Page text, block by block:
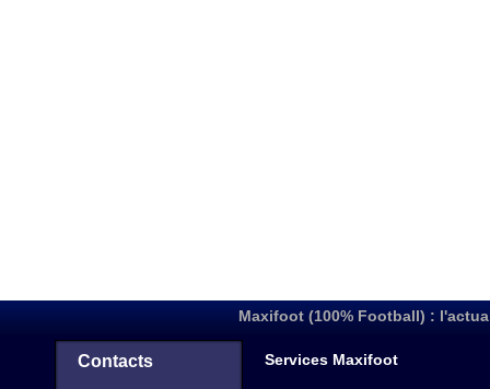
Maxifoot (100% Football) :
Contacts Services Maxifoot